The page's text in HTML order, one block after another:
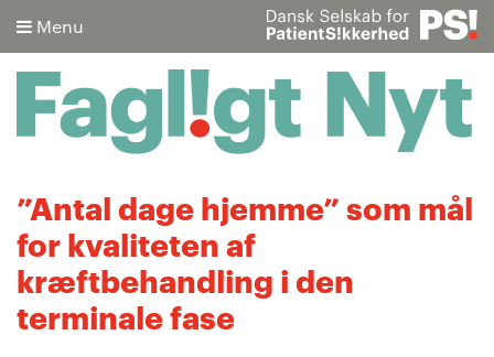
Menu
Søg
Avanceret søgning
”Antal dage hjemme” som mål
for kvaliteten af
kræftbehandling i den
terminale fase